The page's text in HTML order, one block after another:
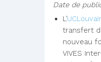
Date de
L’
transfert
nouveau
VIVES